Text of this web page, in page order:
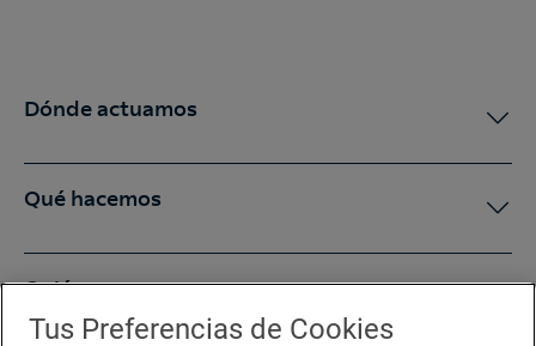
Dónde actuamos
Qué hacemos
Quiénes somos
Tus Preferencias de Cookies